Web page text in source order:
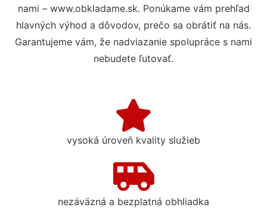
nami – www.obkladame.sk. Ponúkame vám prehľad
hlavných výhod a dôvodov, prečo sa obrátiť na nás.
Garantujeme vám, že nadviazanie spolupráce s nami
nebudete ľutovať.
vysoká úroveň kvality služieb
nezáväzná a bezplatná obhliadka